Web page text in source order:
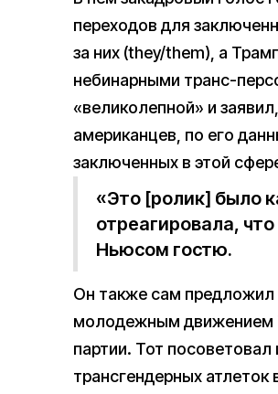
переходов для
за них (they/them), а
небинарными транс-
«великолепной» и
американцев, по его
заключенных в этой
«Это [ролик] было
отреагировала,
Ньюсом гостю.
Он также сам предложил
молодежным движением
партии. Тот посоветовал
трансгендерных